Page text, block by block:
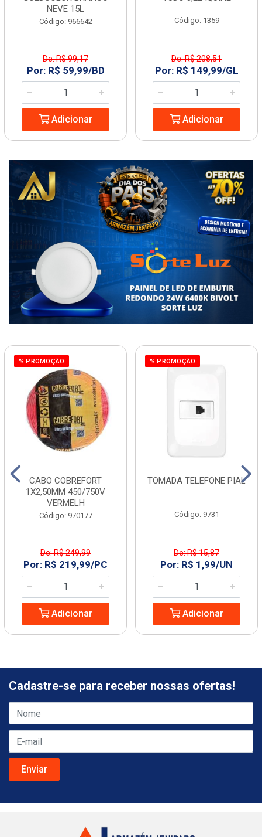
NEVE 15L
Código: 966642
De: R$ 99,17
Por: R$ 59,99/BD
Adicionar
Código: 1359
De: R$ 208,51
Por: R$ 149,99/GL
Adicionar
% PROMOÇÃO
CABO COBREFORT
1X2,50MM 450/750V
VERMELH
Código: 970177
De: R$ 249,99
Por: R$ 219,99/PC
Adicionar
% PROMOÇÃO
TOMADA TELEFONE PIAL
Código: 9731
De: R$ 15,87
Por: R$ 1,99/UN
Adicionar
Cadastre-se para receber nossas ofertas!